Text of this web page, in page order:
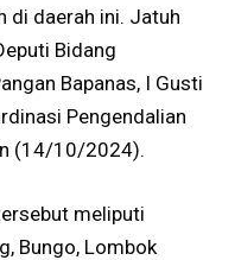
di daerah ini. Jatuh
Bidang
Bapanas, I Gusti
Pengendalian
(14/10/2024).
meliputi
Bungo, Lombok